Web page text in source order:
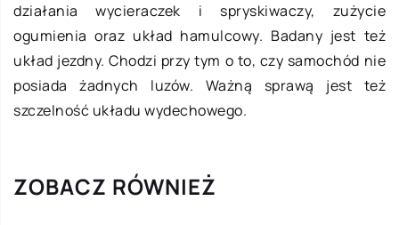
działania wycieraczek i spryskiwaczy, zużycie
ogumienia oraz układ hamulcowy. Badany jest też
układ jezdny. Chodzi przy tym o to, czy samochód nie
posiada żadnych luzów. Ważną sprawą jest też
szczelność układu wydechowego.
ZOBACZ RÓWNIEŻ